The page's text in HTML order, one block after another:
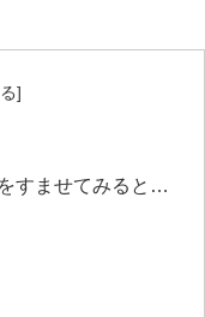
すませてみると…